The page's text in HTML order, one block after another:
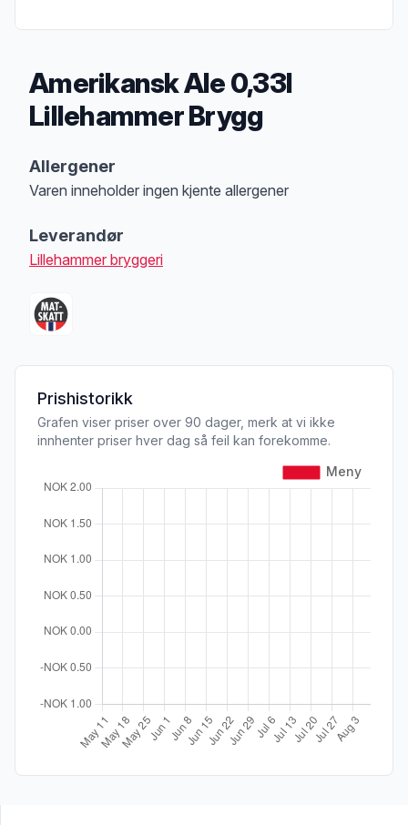
Amerikansk Ale 0,33l
Lillehammer Brygg
Allergener
Varen inneholder ingen kjente allergener
Leverandør
Lillehammer bryggeri
Prishistorikk
Grafen viser priser over 90 dager, merk at vi ikke
innhenter priser hver dag så feil kan forekomme.